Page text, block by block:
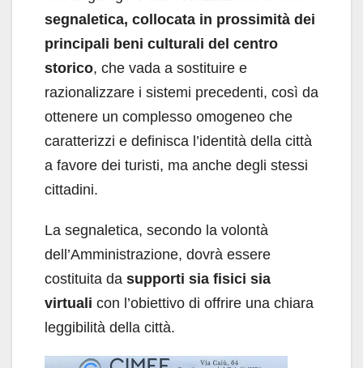
segnaletica, collocata in prossimità dei
principali beni culturali del centro
storico, che vada a sostituire e
razionalizzare i sistemi precedenti, così da
ottenere un complesso omogeneo che
caratterizzi e definisca l’identità della città
a favore dei turisti, ma anche degli stessi
cittadini.
La segnaletica, secondo la volontà
dell’Amministrazione, dovrà essere
costituita da supporti sia fisici sia
virtuali con l’obiettivo di offrire una chiara
leggibilità della città.